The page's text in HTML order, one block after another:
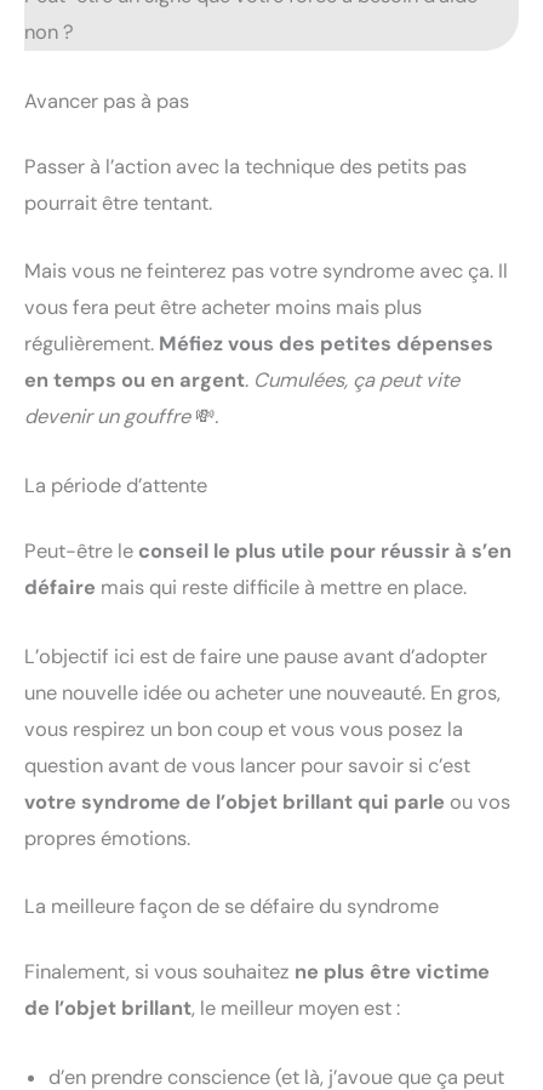
non ?
Avancer pas à pas
Passer à l’action avec la technique des petits pas
pourrait être tentant.
Mais vous ne feinterez pas votre syndrome avec ça. Il
vous fera peut être acheter moins mais plus
régulièrement. Méfiez vous des petites dépenses
en temps ou en argent. Cumulées, ça peut vite
devenir un gouffre💸.
La période d’attente
Peut-être le conseil le plus utile pour réussir à s’en
défaire mais qui reste difficile à mettre en place.
L’objectif ici est de faire une pause avant d’adopter
une nouvelle idée ou acheter une nouveauté. En gros,
vous respirez un bon coup et vous vous posez la
question avant de vous lancer pour savoir si c’est
votre syndrome de l’objet brillant qui parle ou vos
propres émotions.
La meilleure façon de se défaire du syndrome
Finalement, si vous souhaitez ne plus être victime
de l’objet brillant, le meilleur moyen est :
d’en prendre conscience (et là, j’avoue que ça peut